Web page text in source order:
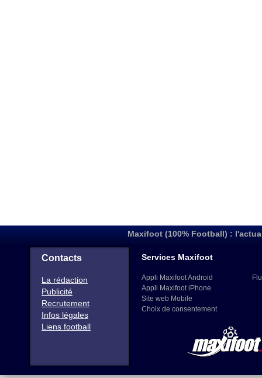
Maxifoot (100% Football) :
Contacts
La rédaction
Publicité
Recrutement
Infos légales
Liens football
Services Maxifoot
Appli Maxifoot Android
Appli Maxifoot iPhone
Site web Mobile
Choix de consentement